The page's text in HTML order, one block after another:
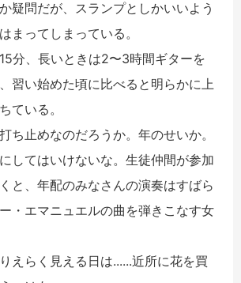
疑問だが、スランプとしかいいよう
まってしまっている。
分、長いときは2〜3時間ギターを
習い始めた頃に比べると明らかに上
ている。
ち止めなのだろうか。年のせいか。
してはいけないな。生徒仲間が参加
と、年配のみなさんの演奏はすばら
・エマニュエルの曲を弾きこなす女
えらく見える日は......近所に花を買